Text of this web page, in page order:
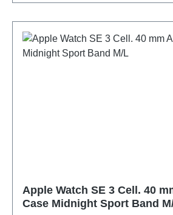
Apple Watch SE 3 Cell. 40
Case Midnight Sport Band